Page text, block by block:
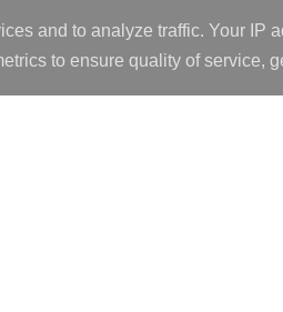
and to analyze traffic. Your IP
to ensure quality of service,